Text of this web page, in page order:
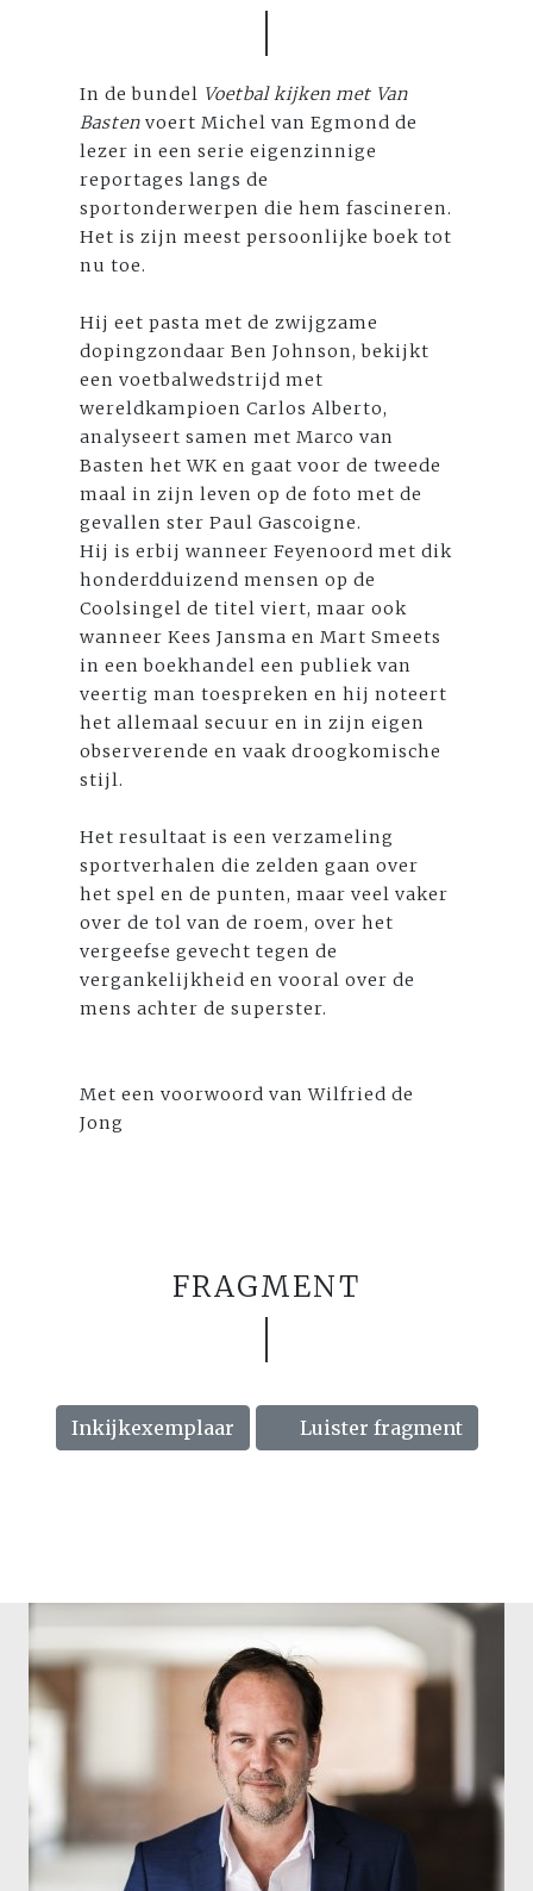
In de bundel Voetbal kijken met Van
Bastenvoert Michel van Egmond de
lezer in een serie eigenzinnige
reportages langs de
sportonderwerpen die hem fascineren.
Het is zijn meest persoonlijke boek tot
nu toe.
Hij eet pasta met de zwijgzame
dopingzondaar Ben Johnson, bekijkt
een voetbalwedstrijd met
wereldkampioen Carlos Alberto,
analyseert samen met Marco van
Basten het WK en gaat voor de tweede
maal in zijn leven op de foto met de
gevallen ster Paul Gascoigne.
Hij is erbij wanneer Feyenoord met dik
honderdduizend mensen op de
Coolsingel de titel viert, maar ook
wanneer Kees Jansma en Mart Smeets
in een boekhandel een publiek van
veertig man toespreken en hij noteert
het allemaal secuur en in zijn eigen
observerende en vaak droogkomische
stijl.
Het resultaat is een verzameling
sportverhalen die zelden gaan over
het spel en de punten, maar veel vaker
over de tol van de roem, over het
vergeefse gevecht tegen de
vergankelijkheid en vooral over de
mens achter de superster.
Met een voorwoord van Wilfried de
Jong
FRAGMENT
Inkijkexemplaar Luister fragment